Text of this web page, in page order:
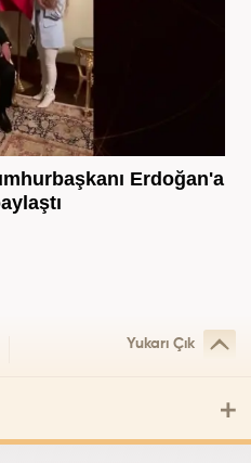
Erdoğan'a
Yukarı Çık